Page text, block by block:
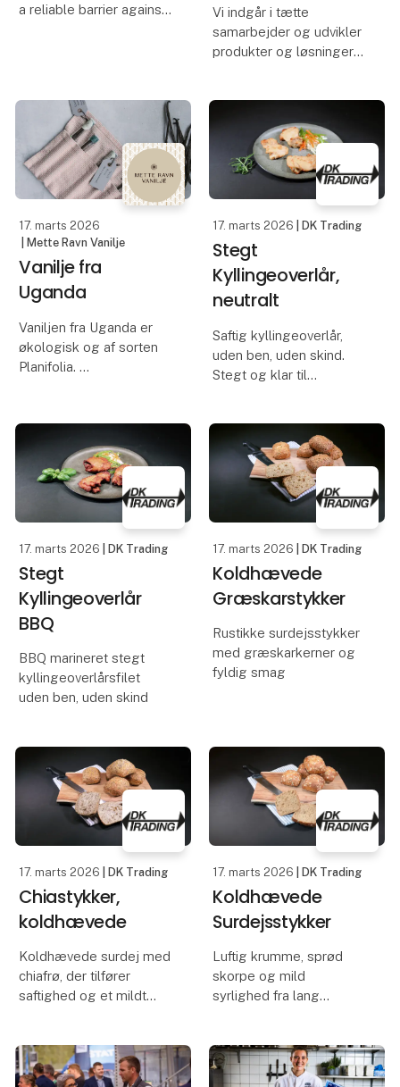
a reliable barrier against
solutions still rely on
plastic co
Vi indgår i tætte
samarbejder og udvikler
produkter og løsninger
Fx: har vi været med til at
udvikle: 7-Eeleven's
bedst sælgende wrap,
17. marts 2026
| Mette Ravn Vanilje
Vanilje fra
Uganda
Vaniljen fra Uganda er
økologisk og af sorten
Planifolia.
kraftige noter af mørk
mælkechokolade,
smørfedme og intens
sødme a la tørrede
frugter særdeles god
sammen med solide
17. marts 2026 | DK Trading
Stegt
Kyllingeoverlår,
neutralt
Saftig kyllingeoverlår,
uden ben, uden skind.
Stegt og klar til
17. marts 2026 | DK Trading
Stegt
Kyllingeoverlår
BBQ
BBQ marineret stegt
kyllingeoverlårsfilet
uden ben, uden skind
17. marts 2026 | DK Trading
Koldhævede
Græskarstykker
Rustikke surdejsstykker
med græskarkerner og
fyldig smag
17. marts 2026 | DK Trading
Chiastykker,
koldhævede
Koldhævede surdej med
chiafrø, der tilfører
saftighed og et mildt
17. marts 2026 | DK Trading
Koldhævede
Surdejsstykker
Luftig krumme, sprød
skorpe og mild
syrlighed fra lang